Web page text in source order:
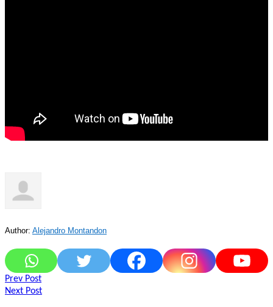
Author: Alejandro Montandon
Navegación
de
Prev Post
Next Post